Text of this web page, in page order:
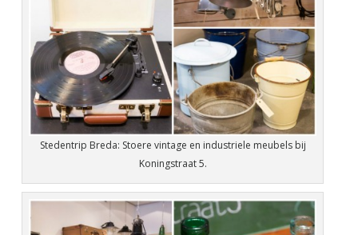
Stedentrip Breda: Stoere vintage en industriele meubels bij
Koningstraat 5.